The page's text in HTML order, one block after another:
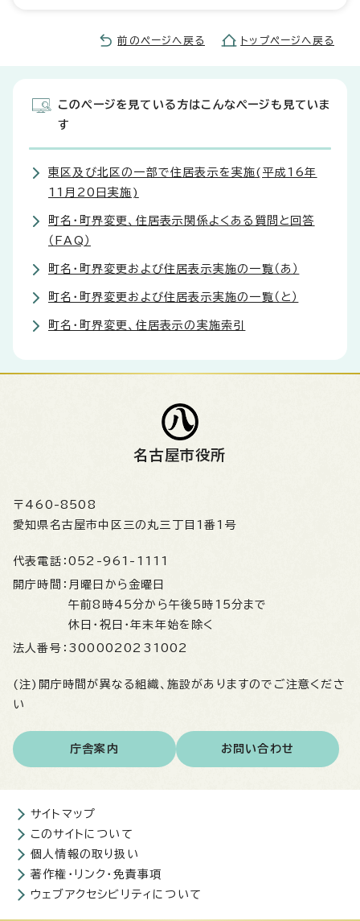
前のページへ戻る トップページへ戻る
このページを見ている方はこんなページも見ていま
す
東区及び北区の一部で住居表示を実施(平成16年
11月20日実施)
町名・町界変更、住居表示関係よくある質問と回答
（FAQ）
町名・町界変更および住居表示実施の一覧（あ）
町名・町界変更および住居表示実施の一覧（と）
町名・町界変更、住居表示の実施索引
名古屋市役所
〒460-8508
愛知県名古屋市中区三の丸三丁目1番1号
代表電話： 052-961-1111
開庁時間： 月曜日から金曜日
午前8時45分から午後5時15分まで
休日・祝日・年末年始を除く
法人番号： 3000020231002
(注)開庁時間が異なる組織、施設がありますのでご注意くださ
い
庁舎案内 お問い合わせ
サイトマップ
このサイトについて
個人情報の取り扱い
著作権・リンク・免責事項
ウェブアクセシビリティについて